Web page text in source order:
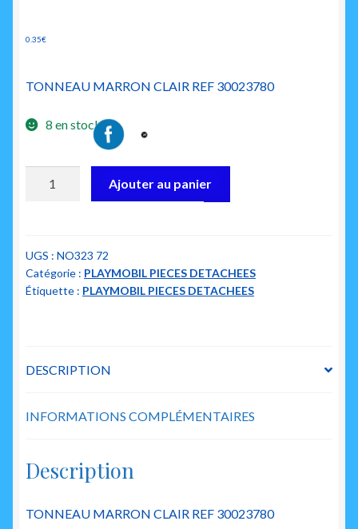
0.35€
TONNEAU MARRON CLAIR REF 30023780
8 en stock
tonneau
marron
clair
Ajouter au panier
UGS : NO323 72
Catégorie : PLAYMOBIL PIECES DETACHEES
Étiquette : PLAYMOBIL PIECES DETACHEES
DESCRIPTION
INFORMATIONS COMPLÉMENTAIRES
Description
TONNEAU MARRON CLAIR REF 30023780